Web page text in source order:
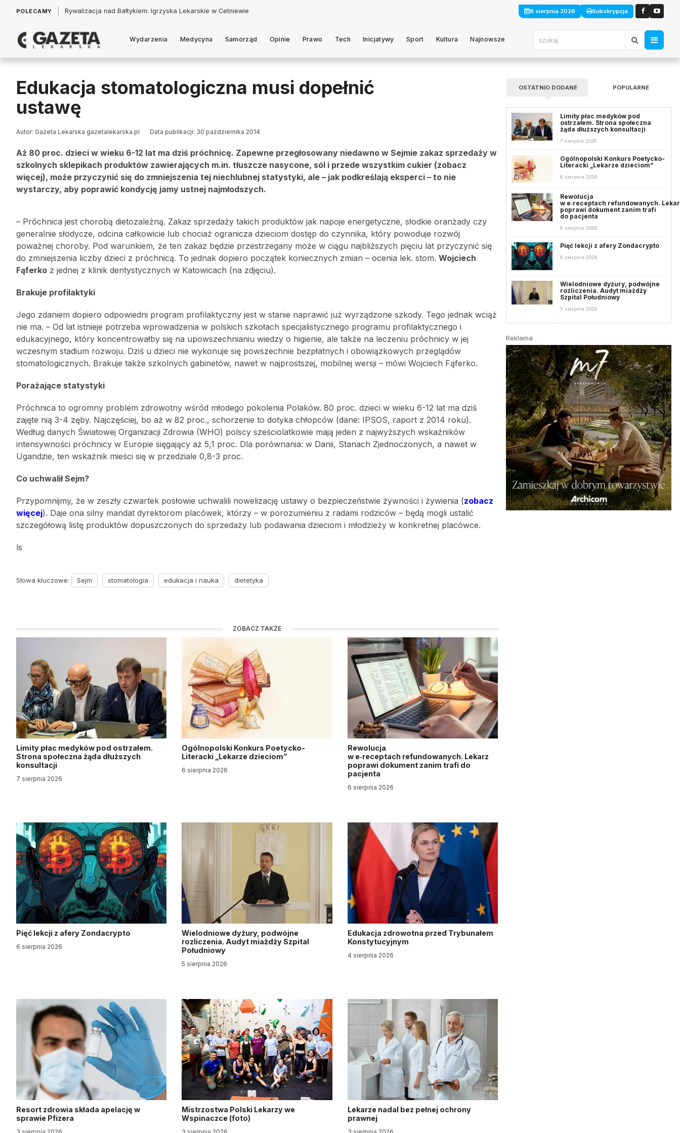
POLECAMY Łukasz Jankowski: Politycy w pogoni za króliczkiem 8 sierpnia 2026 Subskrypcja
Wydarzenia Medycyna Samorząd Opinie Prawo Tech Inicjatywy Sport Kultura Najnowsze
Edukacja stomatologiczna musi dopełnić
ustawę
Autor: Gazeta Lekarska gazetalekarska.pl Data publikacji: 30 października 2014
Aż 80 proc. dzieci w wieku 6-12 lat ma dziś próchnicę. Zapewne przegłosowany niedawno w Sejmie zakaz sprzedaży w
szkolnych sklepikach produktów zawierających m.in. tłuszcze nasycone, sól i przede wszystkim cukier (zobacz
więcej), może przyczynić się do zmniejszenia tej niechlubnej statystyki, ale – jak podkreślają eksperci – to nie
wystarczy, aby poprawić kondycję jamy ustnej najmłodszych.
– Próchnica jest chorobą dietozależną. Zakaz sprzedaży takich produktów jak napoje energetyczne, słodkie oranżady czy
generalnie słodycze, odcina całkowicie lub chociaż ogranicza dzieciom dostęp do czynnika, który powoduje rozwój
poważnej choroby. Pod warunkiem, że ten zakaz będzie przestrzegany może w ciągu najbliższych pięciu lat przyczynić się
do zmniejszenia liczby dzieci z próchnicą. To jednak dopiero początek koniecznych zmian – ocenia lek. stom. Wojciech
Fąferko z jednej z klinik dentystycznych w Katowicach (na zdjęciu).
Brakuje profilaktyki
Jego zdaniem dopiero odpowiedni program profilaktyczny jest w stanie naprawić już wyrządzone szkody. Tego jednak wciąż
nie ma. – Od lat istnieje potrzeba wprowadzenia w polskich szkołach specjalistycznego programu profilaktycznego i
edukacyjnego, który koncentrowałby się na upowszechnianiu wiedzy o higienie, ale także na leczeniu próchnicy w jej
wczesnym stadium rozwoju. Dziś u dzieci nie wykonuje się powszechnie bezpłatnych i obowiązkowych przeglądów
stomatologicznych. Brakuje także szkolnych gabinetów, nawet w najprostszej, mobilnej wersji – mówi Wojciech Fąferko.
Porażające statystyki
Próchnica to ogromny problem zdrowotny wśród młodego pokolenia Polaków. 80 proc. dzieci w wieku 6-12 lat ma dziś
zajęte nią 3-4 zęby. Najczęściej, bo aż w 82 proc., schorzenie to dotyka chłopców (dane: IPSOS, raport z 2014 roku).
Według danych Światowej Organizacji Zdrowia (WHO) polscy sześciolatkowie mają jeden z najwyższych wskaźników
intensywności próchnicy w Europie sięgający aż 5,1 proc. Dla porównania: w Danii, Stanach Zjednoczonych, a nawet w
Ugandzie, ten wskaźnik mieści się w przedziale 0,8-3 proc.
Co uchwalił Sejm?
Przypomnijmy, że w zeszły czwartek posłowie uchwalili nowelizację ustawy o bezpieczeństwie żywności i żywienia (zobacz
więcej). Daje ona silny mandat dyrektorom placówek, którzy – w porozumieniu z radami rodziców – będą mogli ustalić
szczegółową listę produktów dopuszczonych do sprzedaży lub podawania dzieciom i młodzieży w konkretnej placówce.
ls
Słowa kluczowe: Sejm stomatologia edukacja i nauka dietetyka
ZOBACZ TAKŻE
Limity płac medyków pod ostrzałem.
Strona społeczna żąda dłuższych
konsultacji
7 sierpnia 2026
Ogólnopolski Konkurs Poetycko-
Literacki „Lekarze dzieciom”
6 sierpnia 2026
Rewolucja
w e‑receptach refundowanych. Lekarz
poprawi dokument zanim trafi do
pacjenta
6 sierpnia 2026
Pięć lekcji z afery Zondacrypto
6 sierpnia 2026
Wielodniowe dyżury, podwójne
rozliczenia. Audyt miażdży Szpital
Południowy
5 sierpnia 2026
Edukacja zdrowotna przed Trybunałem
Konstytucyjnym
4 sierpnia 2026
Resort zdrowia składa apelację w
sprawie Pfizera
Mistrzostwa Polski Lekarzy we
Wspinaczce (foto)
Lekarze nadal bez pełnej ochrony
prawnej
OSTATNIO DODANE POPULARNE
Limity płac medyków pod
ostrzałem. Strona społeczna
żąda dłuższych konsultacji
7 sierpnia 2026
Ogólnopolski Konkurs Poetycko-
Literacki „Lekarze dzieciom”
6 sierpnia 2026
Rewolucja
w e‑receptach refundowanych.
poprawi dokument zanim trafi
do pacjenta
6 sierpnia 2026
Pięć lekcji z afery Zondacrypto
6 sierpnia 2026
Wielodniowe dyżury, podwójne
rozliczenia. Audyt miażdży
Szpital Południowy
5 sierpnia 2026
Reklama